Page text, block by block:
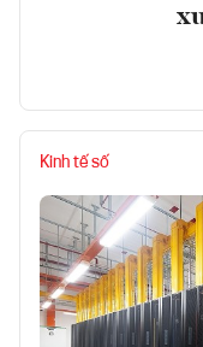
Kinh tế số